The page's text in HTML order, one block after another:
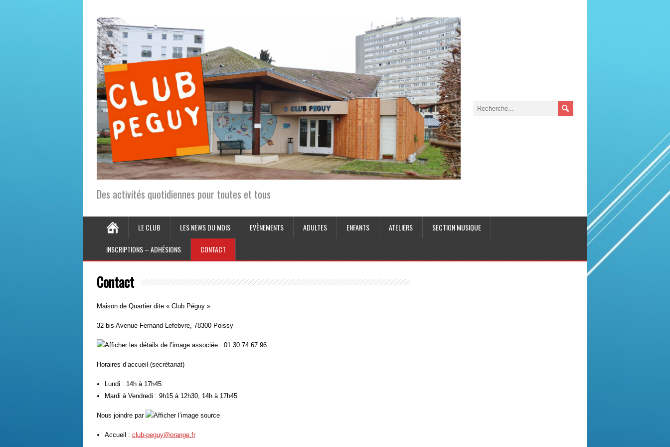
Des activités quotidiennes pour toutes et tous
LE CLUB LES NEWS DU MOIS EVÈNEMENTS ADULTES ENFANTS ATELIERS SECTION MUSIQUE
INSCRIPTIONS – ADHÉSIONS CONTACT
Contact
Maison de Quartier dite « Club Péguy »
32 bis Avenue Fernand Lefebvre, 78300 Poissy
: 01 30 74 67 96
Horaires d’accueil (secrétariat)
Lundi : 14h à 17h45
Mardi à Vendredi : 9h15 à 12h30, 14h à 17h45
Nous joindre par
Accueil : club-peguy@orange.fr